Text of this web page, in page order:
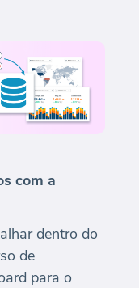
com a
dentro do
de
para o